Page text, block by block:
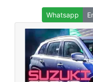
Whatsapp